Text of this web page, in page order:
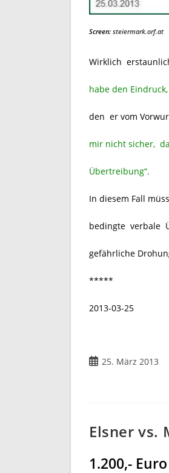
Screen: steiermark.orf.at
Wirklich
habe den
den er vom
mir nicht sicher,
Übertreibung“.
In diesem Fall
bedingte verbale
gefährliche
*****
2013-03-25
25. März 2013
Elsner vs.
1.200,-